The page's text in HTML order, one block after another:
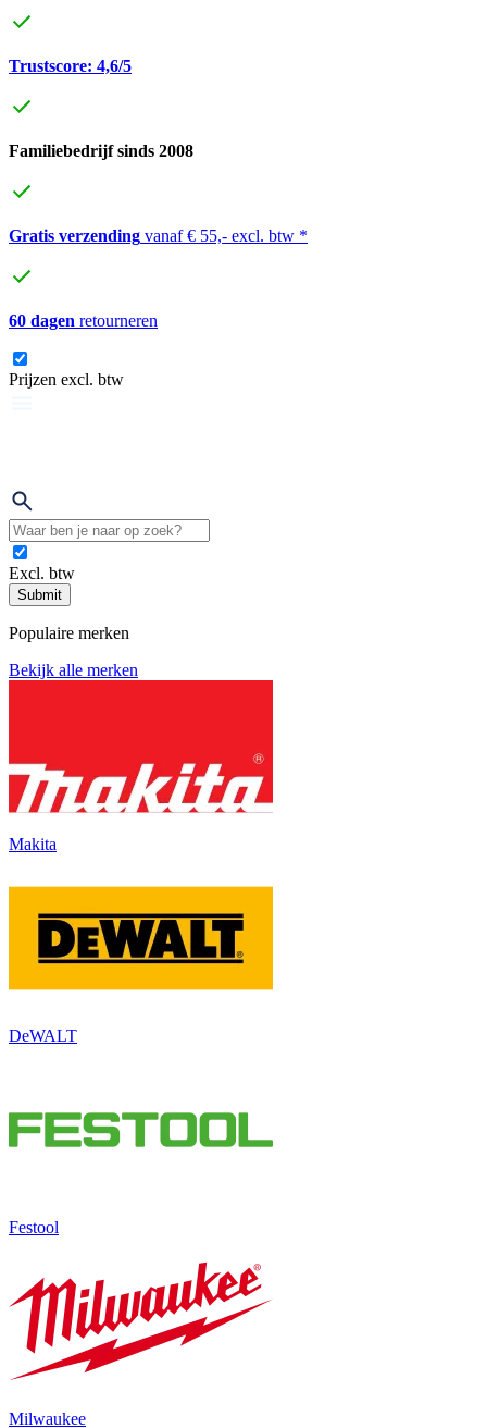
Trustscore: 4,6/5
Familiebedrijf sinds 2008
Gratis verzending vanaf € 55,- excl. btw *
60 dagen retourneren
Prijzen excl. btw
Excl. btw
Submit
Populaire merken
Bekijk alle merken
Makita
DeWALT
Festool
Milwaukee